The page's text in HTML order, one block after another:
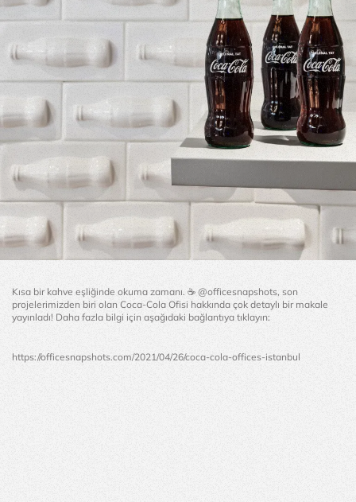
Kısa bir kahve eşliğinde okuma zamanı. ☕️ @officesnapshots, son
projelerimizden biri olan Coca-Cola Ofisi hakkında çok detaylı bir makale
yayınladı! Daha fazla bilgi için aşağıdaki bağlantıya tıklayın:
https://officesnapshots.com/2021/04/26/coca-cola-offices-istanbul